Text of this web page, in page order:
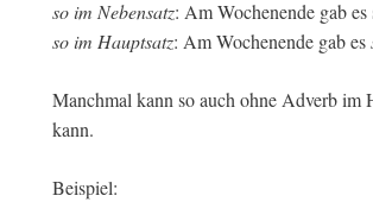
so im Nebensatz: Am Wochenende gab
so im Hauptsatz: Am Wochenende gab es
Manchmal kann so auch ohne Adverb im
kann.
Beispiel: